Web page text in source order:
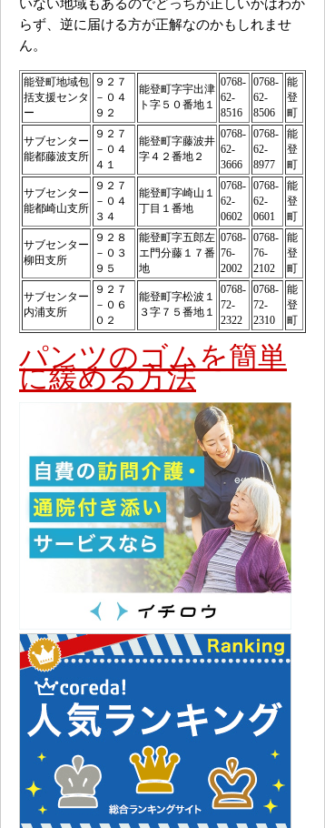
いない地域もあるのでどっちが正しいかはわか
らず、逆に届ける方が正解なのかもしれませ
ん。
能登町地域包
括支援センタ
ー
９２７
－０４
９２
能登町字宇出津
ト字５０番地１
0768-
62-
8516
0768-
62-
8506
能
登
町
サブセンター
能都藤波支所
９２７
－０４
４１
能登町字藤波井
字４２番地２
0768-
62-
3666
0768-
62-
8977
能
登
町
サブセンター
能都崎山支所
９２７
－０４
３４
能登町字崎山１
丁目１番地
0768-
62-
0602
0768-
62-
0601
能
登
町
サブセンター
柳田支所
９２８
－０３
９５
能登町字五郎左
エ門分藤１７番
地
0768-
76-
2002
0768-
76-
2102
能
登
町
サブセンター
内浦支所
９２７
－０６
０２
能登町字松波１
３字７５番地１
0768-
72-
2322
0768-
72-
2310
能
登
町
パンツのゴムを簡単
に緩める方法